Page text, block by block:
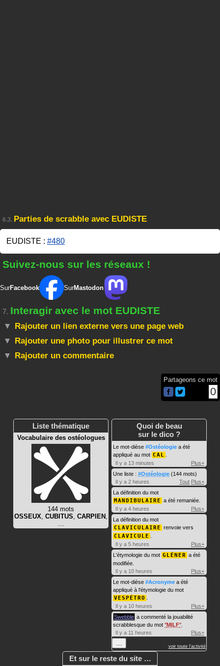
6.3. Parties de scrabble avec EUDISTE
EUDISTE : #480
Suivez-nous sur les réseaux !
SurFacebook SurMastodon
7. Interagir avec le mot EUDISTE
Rajouter un lien externe vers une page web
Rajouter une photo pour illustrer ce mot
Rajouter un commentaire
Partageons ce mot
0
Liste thématique
Vocabulaire des ostéologues
144 mots
OSSEUX, CUBITUS, CARPIEN ,
…
Quoi de beau
sur le dico ?
Le mot-dièse #Ostéologie a été
appliqué au mot CAL
Il y a 13 minutes
Plus+
Une liste : #Ostéologie (144 mots)
Il y a 2 heures
Tout Plus+
La définition du mot
MANDIBULAIRE a été remaniée.
Il y a 4 heures
Plus+
La définition du mot
CLAVICULAIRE renvoie vers
CLAVICULE
Il y a 5 heures
Plus+
L'étymologie du mot GLÉNER a été
modifiée.
Il y a 10 heures
Plus+
Le mot-dièse #Acronyme a été
appliqué à l'étymologie du mot
VESPÉTRO
Il y a 10 heures
Plus+
Swebble a commenté la jouabilité
scrabblesque du mot MILF
Il y a 11 heures
Plus+
… voir toute l'activité
Et sur le reste du site …